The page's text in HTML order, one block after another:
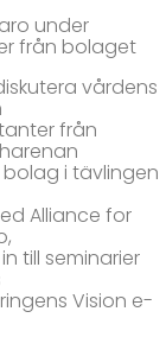
under
från bolaget
vårdens
från
i tävlingen
Alliance for
till seminarier
Vision e-